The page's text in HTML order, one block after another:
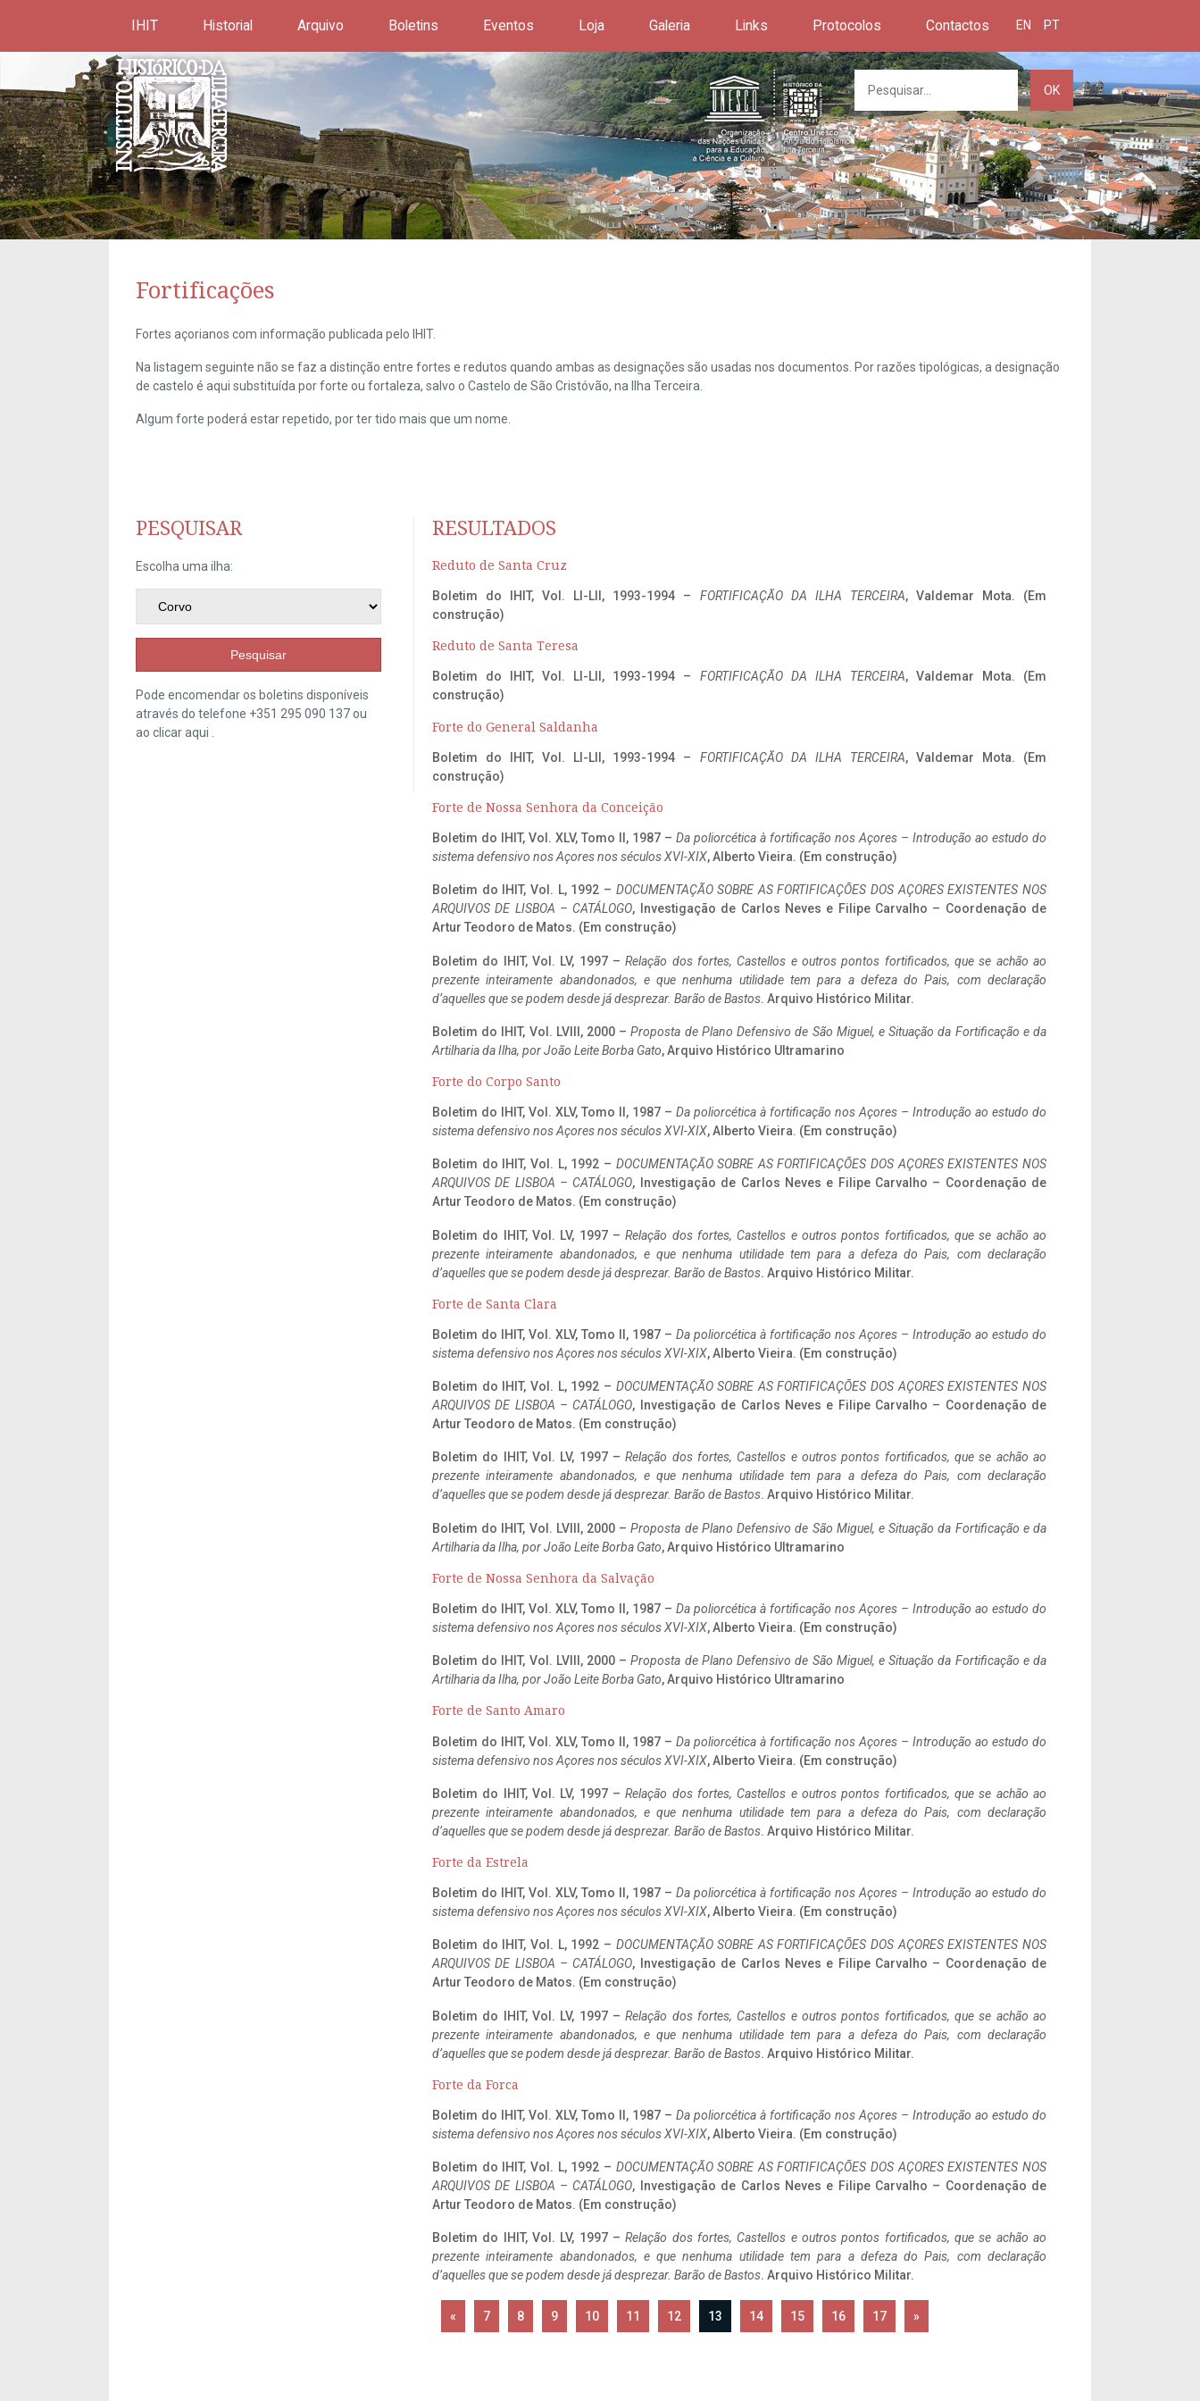
IHIT Historial Arquivo Boletins Eventos Loja Galeria Links Protocolos Contactos EN PT
OK
Fortificações
Fortes açorianos com informação publicada pelo IHIT.
Na listagem seguinte não se faz a distinção entre fortes e redutos quando ambas as designações são usadas nos documentos. Por razões tipológicas, a designação
de castelo é aqui substituída por forte ou fortaleza, salvo o Castelo de São Cristóvão, na Ilha Terceira.
Algum forte poderá estar repetido, por ter tido mais que um nome.
PESQUISAR
Escolha uma ilha:
Pesquisar
Pode encomendar os boletins disponíveis
através do telefone +351 295 090 137 ou
ao clicaraqui
RESULTADOS
Reduto de Santa Cruz
Boletim do IHIT, Vol. LI-LII, 1993-1994 – FORTIFICAÇÃO DA ILHA TERCEIRA, Valdemar Mota. (Em
construção)
Reduto de Santa Teresa
Boletim do IHIT, Vol. LI-LII, 1993-1994 – FORTIFICAÇÃO DA ILHA TERCEIRA, Valdemar Mota. (Em
construção)
Forte do General Saldanha
Boletim do IHIT, Vol. LI-LII, 1993-1994 – FORTIFICAÇÃO DA ILHA TERCEIRA, Valdemar Mota. (Em
construção)
Forte de Nossa Senhora da Conceição
Boletim do IHIT, Vol. XLV, Tomo II, 1987 – Da poliorcética à fortificação nos Açores – Introdução ao estudo do
sistema defensivo nos Açores nos séculos XVI-XIX, Alberto Vieira. (Em construção)
Boletim do IHIT, Vol. L, 1992 – DOCUMENTAÇÃO SOBRE AS FORTIFICAÇÕES DOS AÇORES EXISTENTES NOS
ARQUIVOS DE LISBOA – CATÁLOGO, Investigação de Carlos Neves e Filipe Carvalho – Coordenação de
Artur Teodoro de Matos. (Em construção)
Boletim do IHIT, Vol. LV, 1997 –Relação dos fortes, Castellos e outros pontos fortificados, que se achão ao
prezente inteiramente abandonados, e que nenhuma utilidade tem para a defeza do Pais, com declaração
d’aquelles que se podem desde já desprezar. Barão de Bastos. Arquivo Histórico Militar.
Boletim do IHIT, Vol. LVIII, 2000 –Proposta de Plano Defensivo de São Miguel, e Situação da Fortificação e da
Artilharia da Ilha, por João Leite Borba Gato, Arquivo Histórico Ultramarino
Forte do Corpo Santo
Boletim do IHIT, Vol. XLV, Tomo II, 1987 – Da poliorcética à fortificação nos Açores – Introdução ao estudo do
sistema defensivo nos Açores nos séculos XVI-XIX, Alberto Vieira. (Em construção)
Boletim do IHIT, Vol. L, 1992 – DOCUMENTAÇÃO SOBRE AS FORTIFICAÇÕES DOS AÇORES EXISTENTES NOS
ARQUIVOS DE LISBOA – CATÁLOGO, Investigação de Carlos Neves e Filipe Carvalho – Coordenação de
Artur Teodoro de Matos. (Em construção)
Boletim do IHIT, Vol. LV, 1997 –Relação dos fortes, Castellos e outros pontos fortificados, que se achão ao
prezente inteiramente abandonados, e que nenhuma utilidade tem para a defeza do Pais, com declaração
d’aquelles que se podem desde já desprezar. Barão de Bastos. Arquivo Histórico Militar.
Forte de Santa Clara
Boletim do IHIT, Vol. XLV, Tomo II, 1987 – Da poliorcética à fortificação nos Açores – Introdução ao estudo do
sistema defensivo nos Açores nos séculos XVI-XIX, Alberto Vieira. (Em construção)
Boletim do IHIT, Vol. L, 1992 – DOCUMENTAÇÃO SOBRE AS FORTIFICAÇÕES DOS AÇORES EXISTENTES NOS
ARQUIVOS DE LISBOA – CATÁLOGO, Investigação de Carlos Neves e Filipe Carvalho – Coordenação de
Artur Teodoro de Matos. (Em construção)
Boletim do IHIT, Vol. LV, 1997 –Relação dos fortes, Castellos e outros pontos fortificados, que se achão ao
prezente inteiramente abandonados, e que nenhuma utilidade tem para a defeza do Pais, com declaração
d’aquelles que se podem desde já desprezar. Barão de Bastos. Arquivo Histórico Militar.
Boletim do IHIT, Vol. LVIII, 2000 –Proposta de Plano Defensivo de São Miguel, e Situação da Fortificação e da
Artilharia da Ilha, por João Leite Borba Gato, Arquivo Histórico Ultramarino
Forte de Nossa Senhora da Salvação
Boletim do IHIT, Vol. XLV, Tomo II, 1987 – Da poliorcética à fortificação nos Açores – Introdução ao estudo do
sistema defensivo nos Açores nos séculos XVI-XIX, Alberto Vieira. (Em construção)
Boletim do IHIT, Vol. LVIII, 2000 –Proposta de Plano Defensivo de São Miguel, e Situação da Fortificação e da
Artilharia da Ilha, por João Leite Borba Gato, Arquivo Histórico Ultramarino
Forte de Santo Amaro
Boletim do IHIT, Vol. XLV, Tomo II, 1987 – Da poliorcética à fortificação nos Açores – Introdução ao estudo do
sistema defensivo nos Açores nos séculos XVI-XIX, Alberto Vieira. (Em construção)
Boletim do IHIT, Vol. LV, 1997 –Relação dos fortes, Castellos e outros pontos fortificados, que se achão ao
prezente inteiramente abandonados, e que nenhuma utilidade tem para a defeza do Pais, com declaração
d’aquelles que se podem desde já desprezar. Barão de Bastos. Arquivo Histórico Militar.
Forte da Estrela
Boletim do IHIT, Vol. XLV, Tomo II, 1987 – Da poliorcética à fortificação nos Açores – Introdução ao estudo do
sistema defensivo nos Açores nos séculos XVI-XIX, Alberto Vieira. (Em construção)
Boletim do IHIT, Vol. L, 1992 – DOCUMENTAÇÃO SOBRE AS FORTIFICAÇÕES DOS AÇORES EXISTENTES NOS
ARQUIVOS DE LISBOA – CATÁLOGO, Investigação de Carlos Neves e Filipe Carvalho – Coordenação de
Artur Teodoro de Matos. (Em construção)
Boletim do IHIT, Vol. LV, 1997 –Relação dos fortes, Castellos e outros pontos fortificados, que se achão ao
prezente inteiramente abandonados, e que nenhuma utilidade tem para a defeza do Pais, com declaração
d’aquelles que se podem desde já desprezar. Barão de Bastos. Arquivo Histórico Militar.
Forte da Forca
Boletim do IHIT, Vol. XLV, Tomo II, 1987 – Da poliorcética à fortificação nos Açores – Introdução ao estudo do
sistema defensivo nos Açores nos séculos XVI-XIX, Alberto Vieira. (Em construção)
Boletim do IHIT, Vol. L, 1992 – DOCUMENTAÇÃO SOBRE AS FORTIFICAÇÕES DOS AÇORES EXISTENTES NOS
ARQUIVOS DE LISBOA – CATÁLOGO, Investigação de Carlos Neves e Filipe Carvalho – Coordenação de
Artur Teodoro de Matos. (Em construção)
Boletim do IHIT, Vol. LV, 1997 –Relação dos fortes, Castellos e outros pontos fortificados, que se achão ao
prezente inteiramente abandonados, e que nenhuma utilidade tem para a defeza do Pais, com declaração
d’aquelles que se podem desde já desprezar. Barão de Bastos. Arquivo Histórico Militar.
« 7 8 9 10 11 12 13 14 15 16 17 »